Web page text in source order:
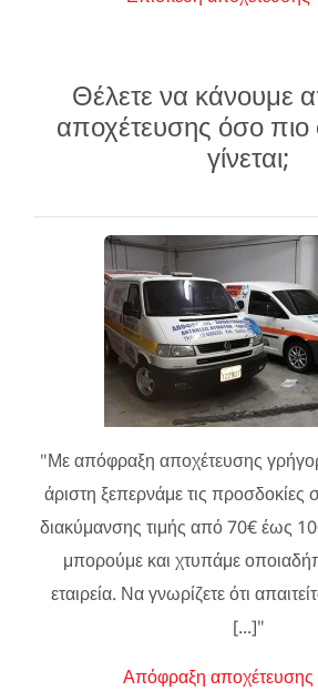
Θέλετε να κάνουμε
αποχέτευσης όσο πιο
γίνεται;
"Με απόφραξη αποχέτευσης
άριστη ξεπερνάμε τις
διακύμανσης τιμής από 70€ έως
μπορούμε και χτυπάμε
εταιρεία. Να γνωρίζετε ότι
[...]"
Απόφραξη αποχέτευσης